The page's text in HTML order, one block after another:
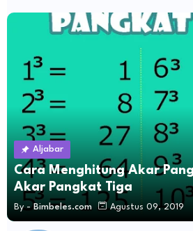
Aljabar
Cara Menghitung Akar
Akar Pangkat Tiga
By - Bimbeles.com Agustus 09, 2019